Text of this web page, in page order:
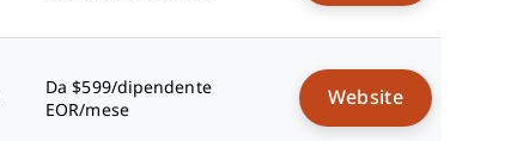
Da $599/dipendente
EOR/mese
Website